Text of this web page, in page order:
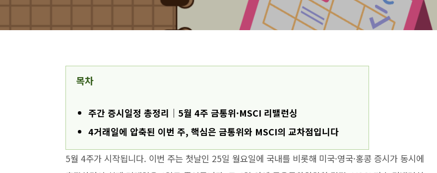
목차
주간 증시일정 총정리｜5월 4주 금통위·MSCI 리밸런싱
4거래일에 압축된 이번 주, 핵심은 금통위와 MSCI의 교차점입니다
5월 4주가 시작됩니다. 이번 주는 첫날인 25일 월요일에 국내를 비롯해 미국·영국·홍콩 증시가 동시에